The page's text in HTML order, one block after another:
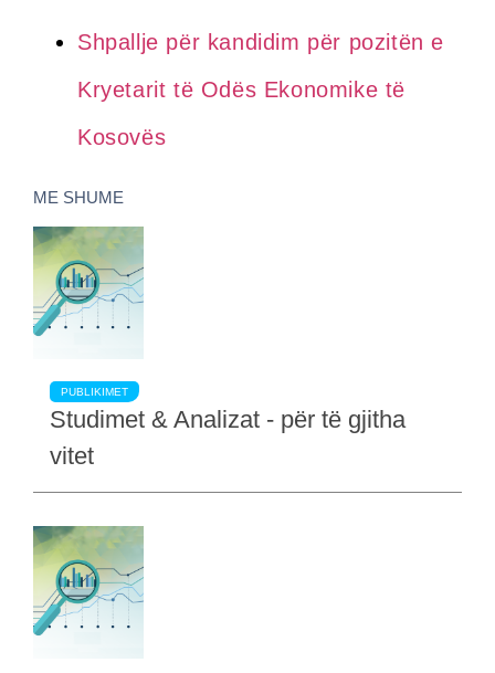
Shpallje për kandidim për pozitën e
Kryetarit të Odës Ekonomike të
Kosovës
ME SHUME
PUBLIKIMET
Studimet & Analizat - për të gjitha
vitet